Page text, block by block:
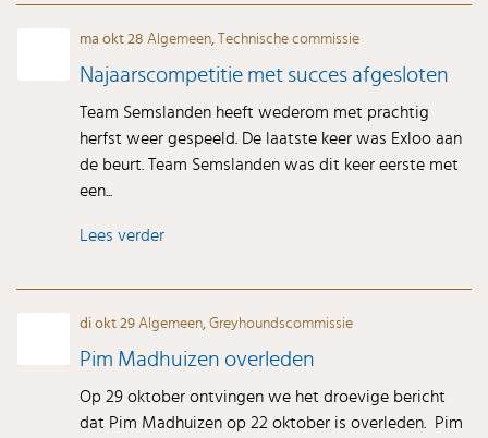
ma okt 28Algemeen, Technische commissie
Najaarscompetitie met succes afgesloten
Team Semslanden heeft wederom met prachtig
herfst weer gespeeld. De laatste keer was Exloo aan
de beurt. Team Semslanden was dit keer eerste met
een...
Lees verder
di okt 29Algemeen,Greyhoundscommissie
Pim Madhuizen overleden
Op 29 oktober ontvingen we het droevige bericht
dat Pim Madhuizen op 22 oktober is overleden. Pim